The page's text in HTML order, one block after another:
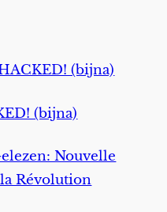
(bijna)
(bijna)
Nouvelle
Révolution